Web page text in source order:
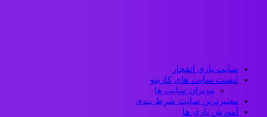
سایت بازی انفجار
لیست سایت های کازینو
مدیران سایت ها
معتبرترین سایت شرط بندی
آموزش بازی ها